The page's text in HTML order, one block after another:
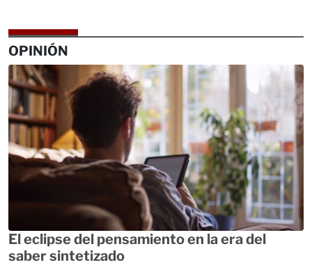
OPINIÓN
El eclipse del pensamiento en la era del
saber sintetizado